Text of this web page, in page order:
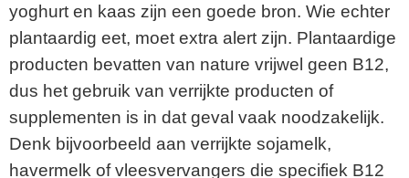
yoghurt en kaas zijn een goede bron. Wie echter
plantaardig eet, moet extra alert zijn. Plantaardige
producten bevatten van nature vrijwel geen B12,
dus het gebruik van verrijkte producten of
supplementen is in dat geval vaak noodzakelijk.
Denk bijvoorbeeld aan verrijkte sojamelk,
havermelk of vleesvervangers die specifiek B12